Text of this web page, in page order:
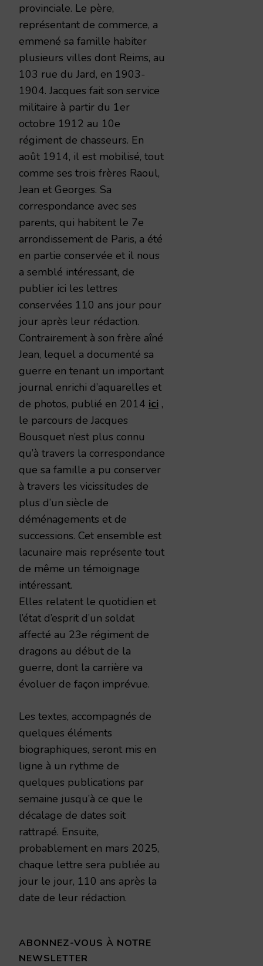
provinciale. Le père,
représentant de commerce, a
emmené sa famille habiter
plusieurs villes dont Reims, au
103 rue du Jard, en 1903-
1904. Jacques fait son service
militaire à partir du 1er
octobre 1912 au 10e
régiment de chasseurs. En
août 1914, il est mobilisé, tout
comme ses trois frères Raoul,
Jean et Georges. Sa
correspondance avec ses
parents, qui habitent le 7e
arrondissement de Paris, a été
en partie conservée et il nous
a semblé intéressant, de
publier ici les lettres
conservées 110 ans jour pour
jour après leur rédaction.
Contrairement à son frère aîné
Jean, lequel a documenté sa
guerre en tenant un important
journal enrichi d’aquarelles et
de photos, publié en 2014 ici ,
le parcours de Jacques
Bousquet n’est plus connu
qu’à travers la correspondance
que sa famille a pu conserver
à travers les vicissitudes de
plus d’un siècle de
déménagements et de
successions. Cet ensemble est
lacunaire mais représente tout
de même un témoignage
intéressant.
Elles relatent le quotidien et
l’état d’esprit d’un soldat
affecté au 23e régiment de
dragons au début de la
guerre, dont la carrière va
évoluer de façon imprévue.
Les textes, accompagnés de
quelques éléments
biographiques, seront mis en
ligne à un rythme de
quelques publications par
semaine jusqu’à ce que le
décalage de dates soit
rattrapé. Ensuite,
probablement en mars 2025,
chaque lettre sera publiée au
jour le jour, 110 ans après la
date de leur rédaction.
ABONNEZ-VOUS À NOTRE
NEWSLETTER